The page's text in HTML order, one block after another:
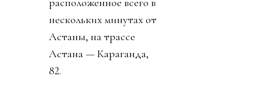
нескольких минутах от
Астаны, на трассе
Астана — Караганда,
82.